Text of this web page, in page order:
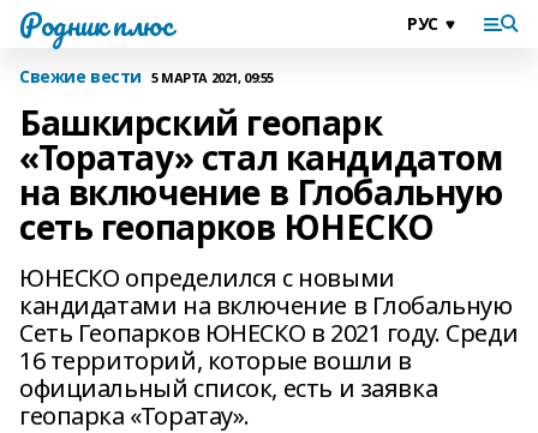
Родник плюс
Свежие вести 5 МАРТА 2021, 09:55
Башкирский геопарк
«Торатау» стал кандидатом
на включение в Глобальную
сеть геопарков ЮНЕСКО
ЮНЕСКО определился с новыми
кандидатами на включение в Глобальную
Сеть Геопарков ЮНЕСКО в 2021 году. Среди
16 территорий, которые вошли в
официальный список, есть и заявка
геопарка «Торатау».